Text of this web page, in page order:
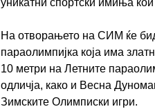
уникатни спортски имиња
На отворањето на СИМ ќе
параолимпијка која има
10 метри на Летните
одличја, како и Весна
Зимските Олимписки игри.